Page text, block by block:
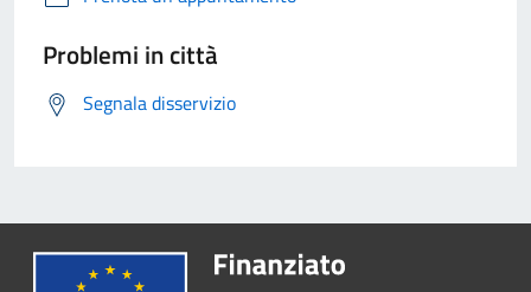
Problemi in città
Segnala disservizio